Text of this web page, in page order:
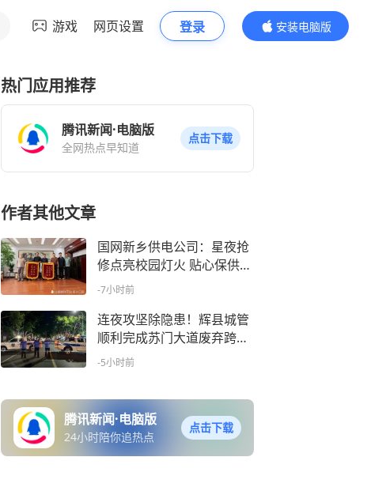
游戏 网页设置 登录
安装电脑版
内容更精彩
热门应用推荐
腾讯新闻·电脑版
全网热点早知道
点击下载
作者其他文章
国网新乡供电公司：星夜抢
修点亮校园灯火 贴心保供收
获校方锦旗
-7小时前
连夜攻坚除隐患！辉县城管
顺利完成苏门大道废弃跨路
暖气管道拆除工作
-5小时前
腾讯新闻·电脑版
24小时陪你追热点
点击下载